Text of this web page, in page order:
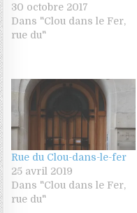
30 octobre 2017
Dans "Clou dans le Fer,
rue du"
Rue du Clou-dans-le-fer
25 avril 2019
Dans "Clou dans le Fer,
rue du"